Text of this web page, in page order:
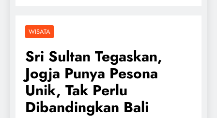
WISATA
Sri Sultan Tegaskan,
Jogja Punya Pesona
Unik, Tak Perlu
Dibandingkan Bali